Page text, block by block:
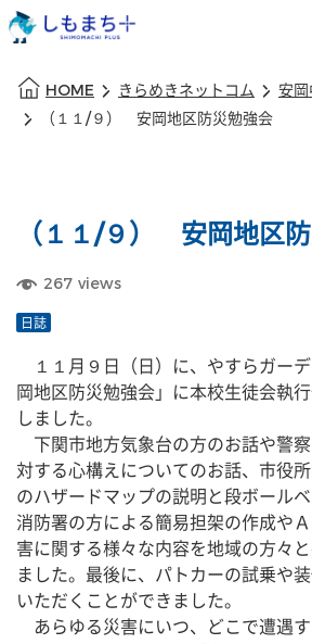
HOME きらめきネットコム
安
（１１/９） 安岡地区防災勉強会
（１１/９） 安岡地区
267 views
日誌
１１月９日（日）に、やすらガー
岡地区防災勉強会」に本校生徒会執
しました。
下関市地方気象台の方のお話や警
対する心構えについてのお話、市役
のハザードマップの説明と段ボール
消防署の方による簡易担架の作成や
害に関する様々な内容を地域の方々
ました。最後に、パトカーの試乗や
いただくことができました。
あらゆる災害にいつ、どこで遭遇